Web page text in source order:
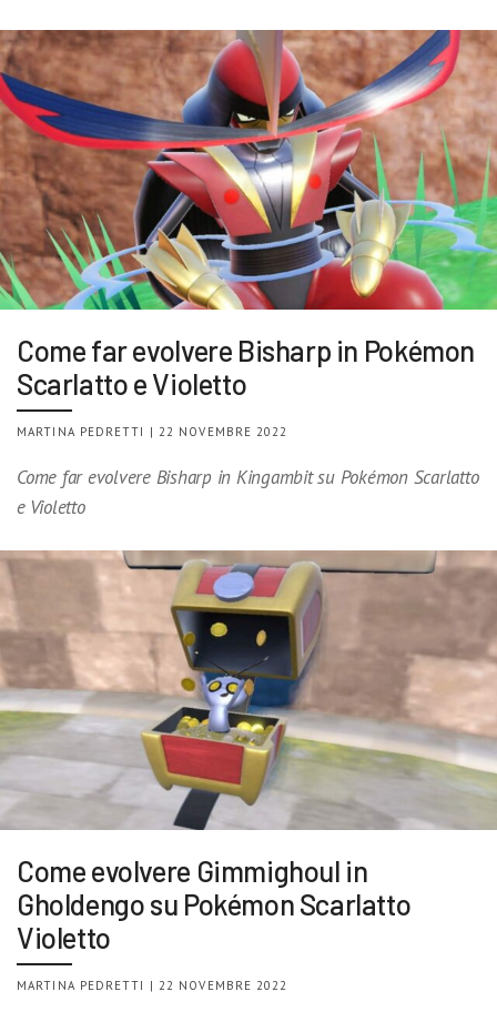
Come far evolvere Bisharp in Pokémon
Scarlatto e Violetto
MARTINA PEDRETTI | 22 NOVEMBRE 2022
Come far evolvere Bisharp in Kingambit su Pokémon Scarlatto
e Violetto
Come evolvere Gimmighoul in
Gholdengo su Pokémon Scarlatto
Violetto
MARTINA PEDRETTI | 22 NOVEMBRE 2022